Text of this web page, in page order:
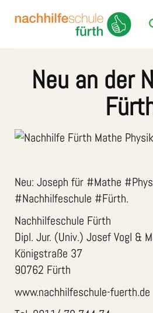
Neu an der
Neu: Joseph für #Mathe
#Nachhilfeschule #Fürth.
Nachhilfeschule Fürth
Dipl. Jur. (Univ.) Josef Vogl &
Königstraße 37
90762 Fürth
www.nachhilfeschule-fuerth.de